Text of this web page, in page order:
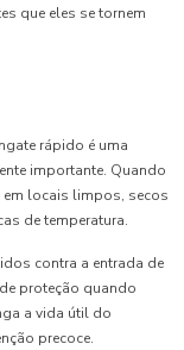
que eles se tornem
rápido é uma
importante. Quando
locais limpos, secos
de temperatura.
contra a entrada de
proteção quando
a vida útil do
precoce.